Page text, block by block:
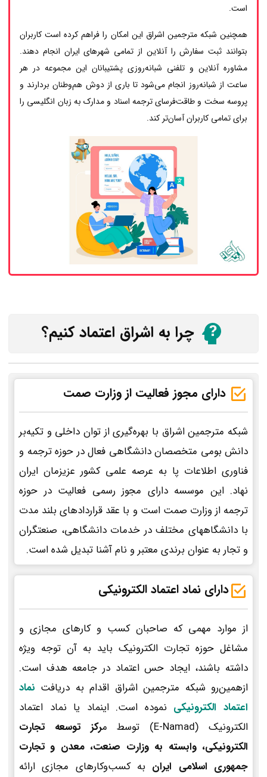
است.
همچنین شبکه مترجمین اشراق این امکان را فراهم کرده است کاربران
بتوانند ثبت سفارش را آنلاین از تمامی شهرهای ایران انجام دهند.
مشاوره آنلاین و تلفنی شبانه‌روزی پشتیبانان این مجموعه در هر
ساعت از شبانه‌روز انجام می‌شود تا باری از دوش هم‌وطنان بردارند و
پروسه سخت و طاقت‌فرسای ترجمه اسناد و مدارک به زبان انگلیسی را
برای تمامی کاربران آسان‌تر کند.
چرا به اشراق اعتماد کنیم؟
دارای مجوز فعالیت از وزارت صمت
شبکه مترجمین اشراق با بهره‌گیری از توان داخلی و تکیه‌بر
دانش بومی متخصصان دانشگاهی فعال در حوزه ترجمه و
فناوری اطلاعات پا به عرصه علمی کشور عزیزمان ایران
نهاد. این موسسه دارای مجوز رسمی فعالیت در حوزه
ترجمه از وزارت صمت است و با عقد قراردادهای بلند مدت
با دانشگاههای مختلف در خدمات دانشگاهی، صنعتگران
و تجار به عنوان برندی معتبر و نام آشنا تبدیل شده است.
دارای نماد اعتماد الکترونیکی
از موارد مهمی که صاحبان کسب و کارهای مجازی و
مشاغل حوزه تجارت الکترونیک باید به آن توجه ویژه
داشته باشند، ایجاد حس اعتماد در جامعه هدف است.
ازهمین‌رو شبکه مترجمین اشراق اقدام به دریافت نماد
اعتماد الکترونیکی نموده است. اینماد یا نماد اعتماد
الکترونیک (E-Namad) توسط م
رکز توسعه تجارت
الکترونیکی، وابسته به وزارت صنعت، معدن و تجارت
جمهوری اسلامی ایران به کسب‌وکارهای مجازی ارائه